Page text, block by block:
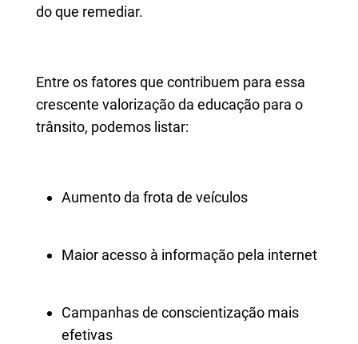
do que remediar.
Entre os fatores que contribuem para essa
crescente valorização da educação para o
trânsito, podemos listar:
Aumento da frota de veículos
Maior acesso à informação pela internet
Campanhas de conscientização mais
efetivas